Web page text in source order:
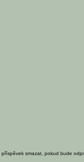
smazat, pokud bude